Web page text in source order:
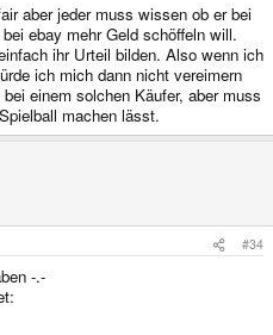
aber jeder muss wissen ob er bei
ebay mehr Geld schöffeln will.
ihr Urteil bilden. Also wenn ich
ich mich dann nicht vereimern
einem solchen Käufer, aber muss
machen lässt.
#34
-.-